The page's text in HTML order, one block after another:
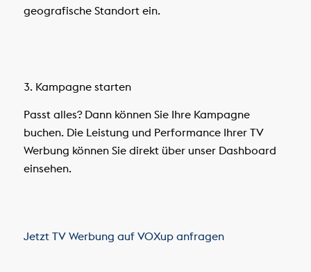
geografische Standort ein.
3. Kampagne starten
Passt alles? Dann können Sie Ihre Kampagne
buchen. Die Leistung und Performance Ihrer TV
Werbung können Sie direkt über unser Dashboard
einsehen.
Jetzt TV Werbung auf VOXup anfragen